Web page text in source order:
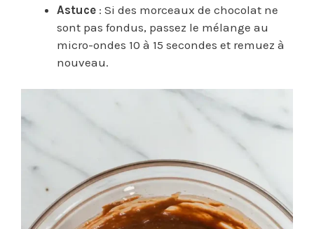
Astuce : Si des morceaux de chocolat ne
sont pas fondus, passez le mélange au
micro-ondes 10 à 15 secondes et remuez à
nouveau.